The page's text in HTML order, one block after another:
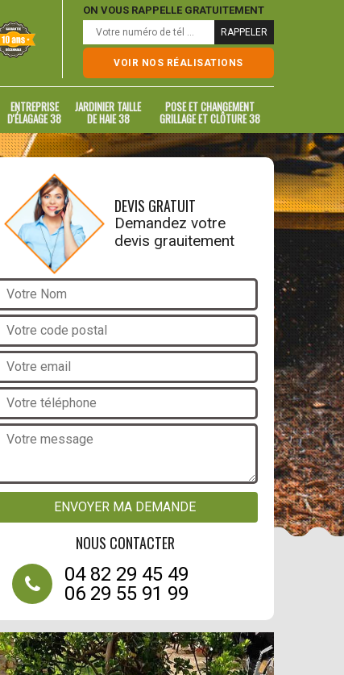
ON VOUS RAPPELLE GRATUITEMENT
VOIR NOS RÉALISATIONS
ENTREPRISE
D'ÉLAGAGE 38
JARDINIER TAILLE
DE HAIE 38
POSE ET CHANGEMENT
GRILLAGE ET CLÔTURE 38
DEVIS GRATUIT
Demandez votre
devis grauitement
NOUS CONTACTER
04 82 29 45 49
06 29 55 91 99